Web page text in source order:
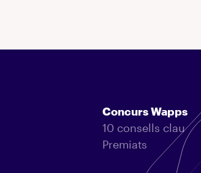
Concurs Wapps
10 consells clau
Premiats